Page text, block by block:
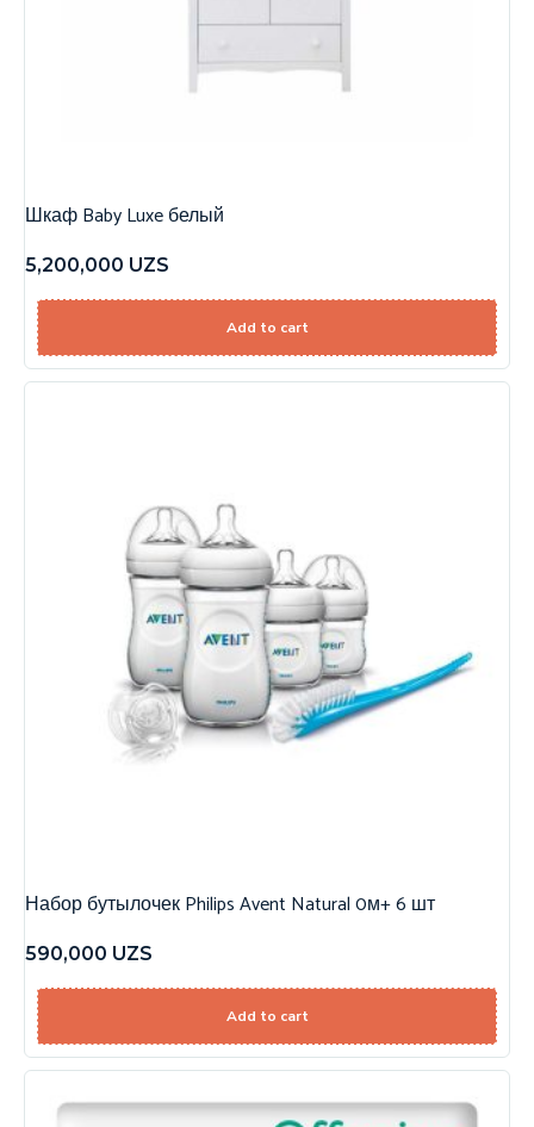
Шкаф Baby Luxe белый
5,200,000 UZS
Add to cart
Набор бутылочек Philips Avent Natural 0м+ 6 шт
590,000 UZS
Add to cart